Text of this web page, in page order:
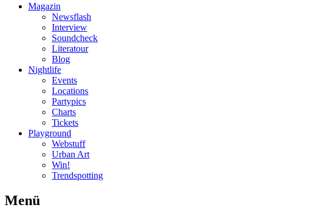
Magazin
Newsflash
Interview
Soundcheck
Literatour
Blog
Nightlife
Events
Locations
Partypics
Charts
Tickets
Playground
Webstuff
Urban Art
Win!
Trendspotting
Menü